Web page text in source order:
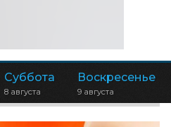
Суббота
8 августа
Воскресенье
9 августа